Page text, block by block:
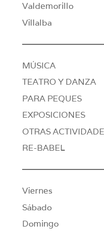
Valdemorillo
Villalba
MÚSICA
TEATRO Y DANZA
PARA PEQUES
EXPOSICIONES
OTRAS
RE-BABEL
Viernes
Sábado
Domingo